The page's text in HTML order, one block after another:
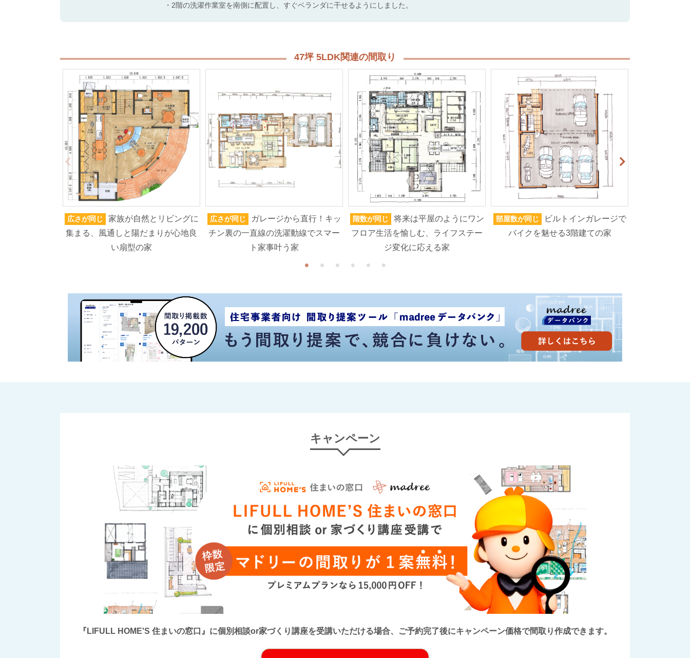
・2階の洗濯作業室を南側に配置し、すぐベランダに干せるようにしました。
47坪 5LDK関連の間取り
広さが同じ
家族が自然とリビングに
集まる、風通しと陽だまりが心地良
い扇型の家
広さが同じ
ガレージから直行！キッ
チン裏の一直線の洗濯動線でスマー
ト家事叶う家
階数が同じ
将来は平屋のようにワン
フロア生活を愉しむ、ライフステー
ジ変化に応える家
部屋数が同じ
ビルトインガレージで
バイクを魅せる3階建ての家
キャンペーン
『LIFULL HOME'S 住まいの窓口』に個別相談or家づくり講座を受講いただける場合、ご予約完了後にキャンペーン価格で間取り作成できます。